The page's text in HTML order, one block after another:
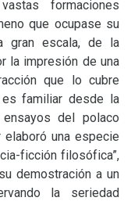
formaciones
que ocupase su
gran escala, de la
la impresión de una
que lo cubre
familiar desde la
del polaco
una especie
ficción filosófica”,
demostración a un
la seriedad